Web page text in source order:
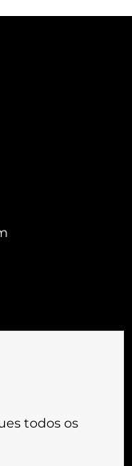
todos os